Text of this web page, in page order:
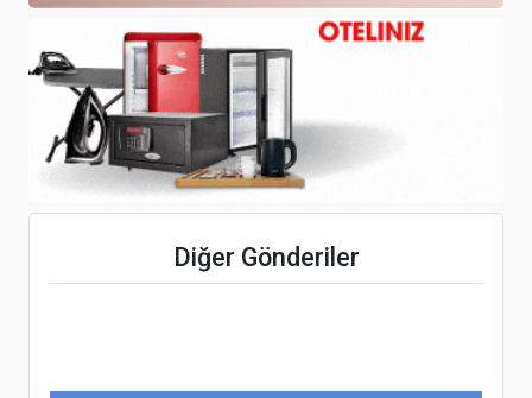
Diğer Gönderiler
İnteraktif gösterilerle çocuklara müzeleri
sevdiriyor
2025'ten umutlu